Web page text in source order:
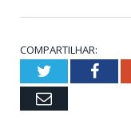
COMPARTILHAR:
Twitter
Email